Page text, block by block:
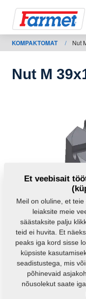
Farmeti
Allalaadimiseks
KOMPAKTOMAT / Nut
Nut M
Et veebisait
Meil on oluline, et
leiaksite meie
säästaksite palju
teid ei huvita. Et
peaks iga kord sisse
küpsiste
seadistustega, mis
põhinevaid
nõusolekut saate